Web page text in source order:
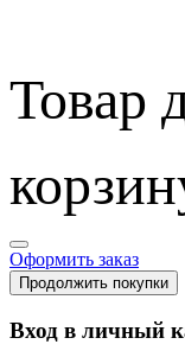
Товар
Оформить заказ
Продолжить покупки
Вход в личный